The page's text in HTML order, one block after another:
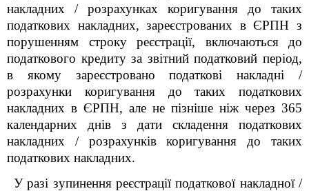
накладних / розрахунках коригування до таких
податкових накладних, зареєстрованих в ЄРПН з
порушенням строку реєстрації, включаються до
податкового кредиту за звітний податковий період,
в якому зареєстровано податкові накладні /
розрахунки коригування до таких податкових
накладних в ЄРПН, але не пізніше ніж через 365
календарних днів з дати складення податкових
накладних / розрахунків коригування до таких
податкових накладних.
У разі зупинення реєстрації податкової накладної /